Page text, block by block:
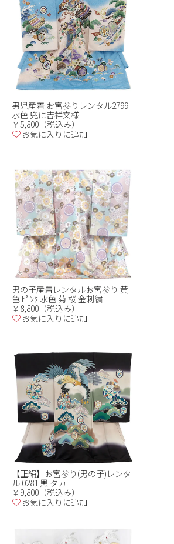
男児産着 お宮参りレンタル2799
水色 兜に吉祥文様
￥5,800（税込み）
お気に入りに追加
男の子産着レンタルお宮参り 黄
色 ﾋﾟﾝｸ 水色 菊 桜 金刺繍
￥8,800（税込み）
お気に入りに追加
【正絹】お宮参り(男の子)レンタ
ル 0281 黒 タカ
￥9,800（税込み）
お気に入りに追加